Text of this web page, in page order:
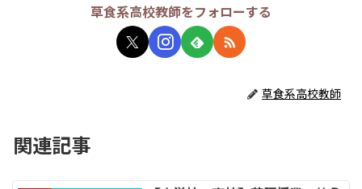
草食系高校教師をフォローする
草食系高校教師
関連記事